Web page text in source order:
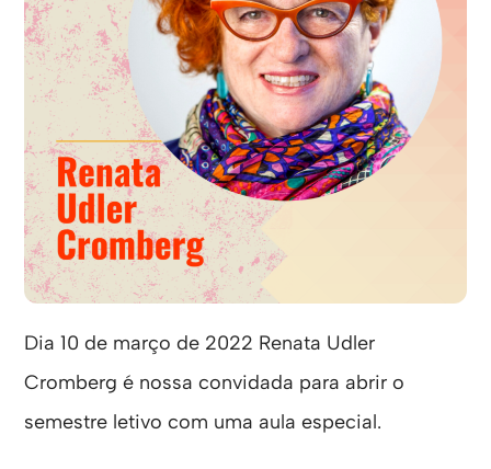
Dia 10 de março de 2022 Renata Udler
Cromberg é nossa convidada para abrir o
semestre letivo com uma aula especial.